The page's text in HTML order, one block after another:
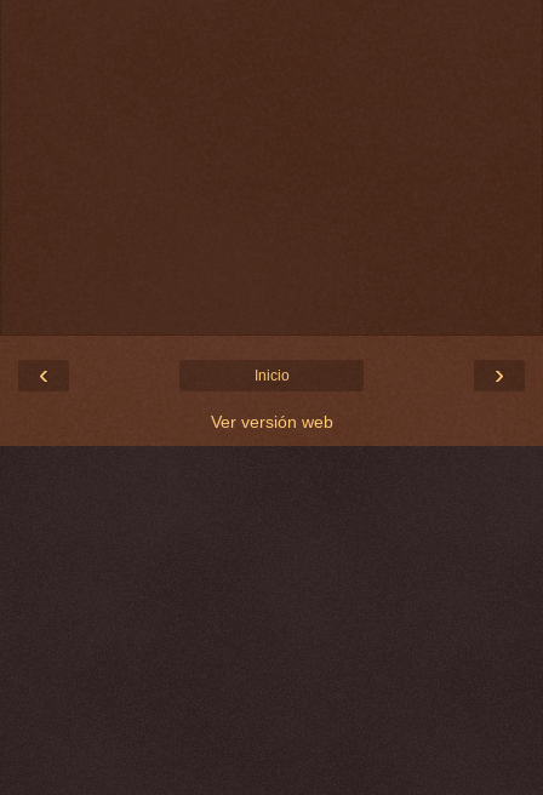
‹ ›
Inicio
Ver versión web